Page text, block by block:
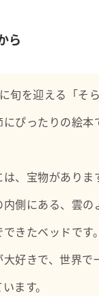
相談
等の精神科、心療内
セリング、心理療法
導
の講師
ーソナリティ
ら
旬を迎える「そ
ぴったりの絵本
、宝物がありま
内側にある、雲
きたベッドです
好きで、世界で
ます。